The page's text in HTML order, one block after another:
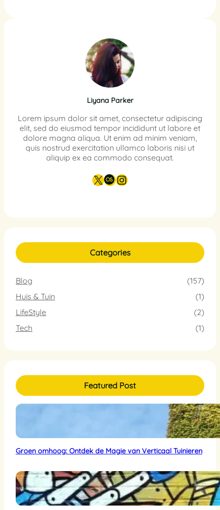
Liyana Parker
Lorem ipsum dolor sit amet, consectetur adipiscing
elit, sed do eiusmod tempor incididunt ut labore et
dolore magna aliqua. Ut enim ad minim veniam,
quis nostrud exercitation ullamco laboris nisi ut
aliquip ex ea commodo consequat.
X Last.fmInstagram
Categories
Blog
(157)
Huis & Tuin
(1)
LifeStyle
(2)
Tech
(1)
Featured Post
Groen omhoog: Ontdek de Magie van Verticaal Tuinieren